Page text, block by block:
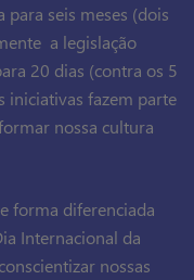
seis meses (dois
a legislação
20 dias (contra os 5
iniciativas fazem parte
nossa cultura
forma diferenciada
Internacional da
nossas